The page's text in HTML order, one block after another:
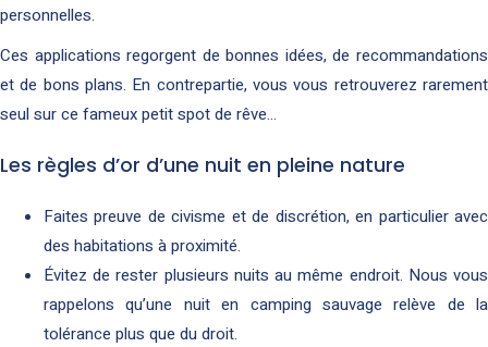
personnelles.
Ces applications regorgent de bonnes idées, de recommandations
et de bons plans. En contrepartie, vous vous retrouverez rarement
seul sur ce fameux petit spot de rêve…
Les règles d’or d’une nuit en pleine nature
Faites preuve de civisme et de discrétion, en particulier avec
des habitations à proximité.
Évitez de rester plusieurs nuits au même endroit. Nous vous
rappelons qu’une nuit en camping sauvage relève de la
tolérance plus que du droit.